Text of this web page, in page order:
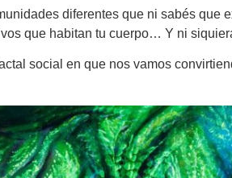
diferentes que ni sabés que
que habitan tu cuerpo… Y ni
social en que nos vamos